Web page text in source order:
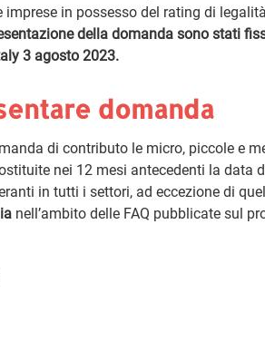
imprese in possesso del rating di
della domanda sono stati
3 agosto 2023.
domanda
di contributo le micro, piccole e
nei 12 mesi antecedenti la data
in tutti i settori, ad eccezione di
nell’ambito delle FAQ pubblicate sul